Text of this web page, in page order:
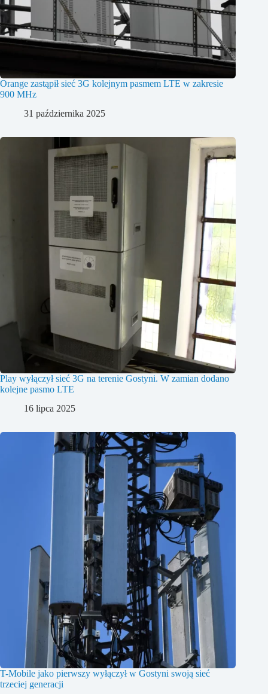
Orange zastąpił sieć 3G kolejnym pasmem LTE w zakresie
900 MHz
31 października 2025
Play wyłączył sieć 3G na terenie Gostyni. W zamian dodano
kolejne pasmo LTE
16 lipca 2025
T-Mobile jako pierwszy wyłączył w Gostyni swoją sieć
trzeciej generacji